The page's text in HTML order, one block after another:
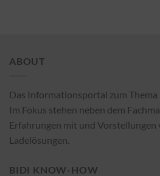
ABOUT
Das Informationsportal zum Thema
Im Fokus stehen neben dem
Erfahrungen mit und
Ladelösungen.
BIDI KNOW-HOW